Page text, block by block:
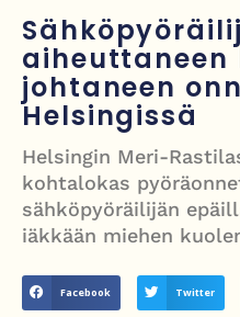
Turistijuna kaatui Cártaman
Työläistaustainen
kuukautisterveyden ja
PT Vatanen antoi
välienselvittely PTV
aiheuttaneen
johtaneen
Helsingissä
Helsingin Meri-
kohtalokas
sähköpyöräilijän
iäkkään miehen
Facebook Twitter